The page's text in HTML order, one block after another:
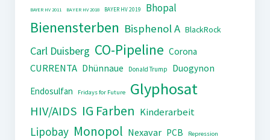
BAYER HV 2011 BAYER HV 2018 BAYER HV 2019 Bhopal
Bienensterben Bisphenol A BlackRock
Carl Duisberg CO-Pipeline Corona
CURRENTA Dhünnaue Donald Trump
Duogynon
Endosulfan
Fridays for Future Glyphosat
HIV/AIDS IG Farben Kinderarbeit
Lipobay Monopol Nexavar PCB Repression